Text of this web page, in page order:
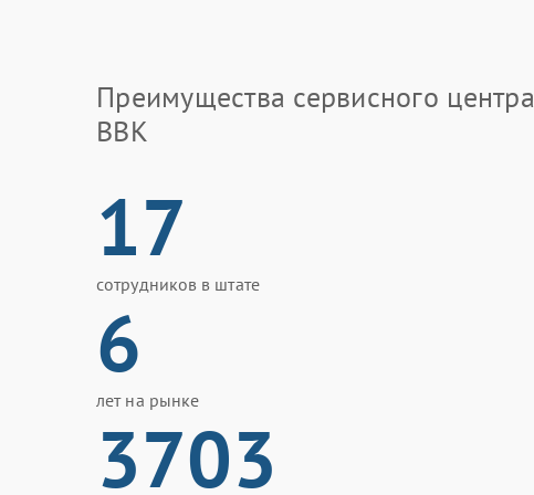
Преимущества сервисного центра
BBK
17
сотрудников в штате
6
лет на рынке
3703